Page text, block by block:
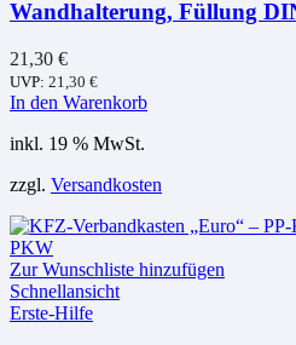
Wandhalterung, Füllung
21,30 €
UVP: 21,30 €
In den Warenkorb
inkl. 19 % MwSt.
zzgl. Versandkosten
Zur Wunschliste hinzufügen
Schnellansicht
Erste-Hilfe